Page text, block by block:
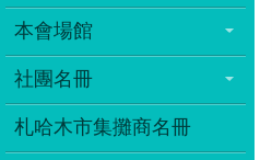
本會場館
社團名冊
札哈木市集攤商名冊